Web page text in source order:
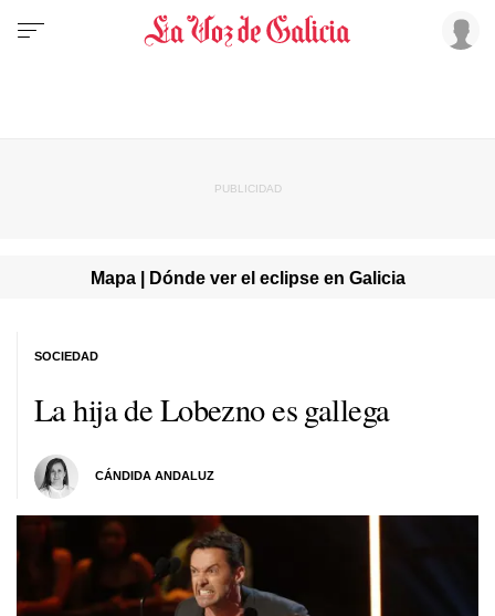
Mapa | Dónde ver el eclipse en Galicia
La hija de Lobezno es gallega
CÁNDIDA ANDALUZ
SOCIEDAD